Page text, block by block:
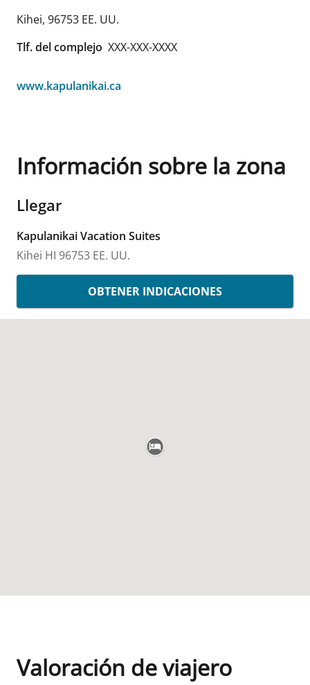
Kihei, 96753 EE. UU.
Tlf. del complejo XXX-XXX-XXXX
www.kapulanikai.ca
Información sobre la zona
Llegar
Kapulanikai Vacation Suites
Kihei HI 96753 EE. UU.
OBTENER INDICACIONES
Valoración de viajero